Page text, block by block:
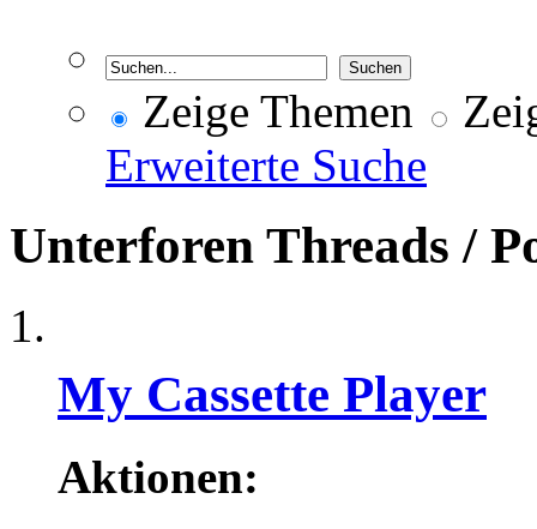
Zeige Themen
Erweiterte Suche
Unterforen Threads /
My Cassette Player
Aktionen: